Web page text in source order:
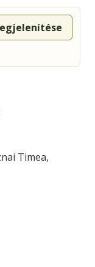
Timea,